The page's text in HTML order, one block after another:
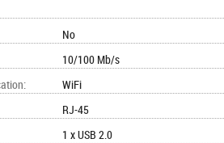
No
10/100 Mb/s
:
WiFi
RJ-45
1 x USB 2.0